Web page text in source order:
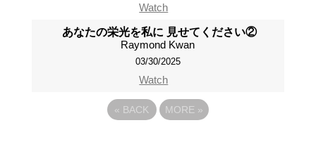
Watch
あなたの栄光を私に 見せてください②
Raymond Kwan
03/30/2025
Watch
« BACK MORE »